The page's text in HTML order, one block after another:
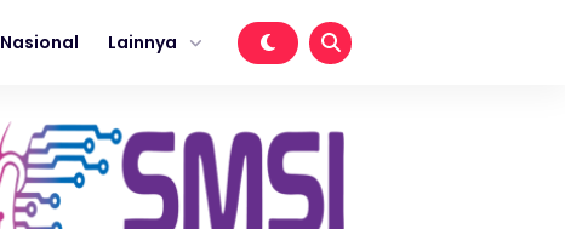
Nasional Lainnya